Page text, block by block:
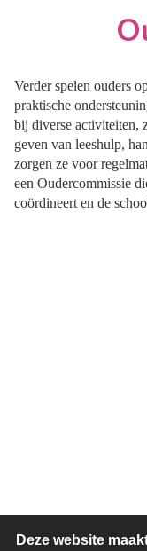
Verder spelen ouders
praktische
bij diverse activiteiten,
geven van leeshulp,
zorgen ze voor
een Oudercommissie
coördineert en de
Deze website